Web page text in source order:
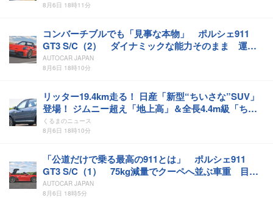
8月6日 18時11分
コンバーチブルでも「見事な本物」 ポルシェ911
GT3 S/C（2） ダイナミックな能力そのまま 運転
の喜びに一切の影なし
AUTOCAR JAPAN
8月6日 18時10分
リッター19.4km走る！ 日産「新型“ちいさな”SUV」
登場！ ジムニー超え「地上高」＆全長4.4m級「ちょ
うどいいサイズ」採用の「テクトン」印国モデルとは
くるまのニュース
8月6日 18時10分
「公道だけで乗る最高の911とは」 ポルシェ911
GT3 S/C（1） 75kg減量でクーペへ並ぶ車重 目隠
しなら違いはわからず
AUTOCAR JAPAN
8月6日 18時5分